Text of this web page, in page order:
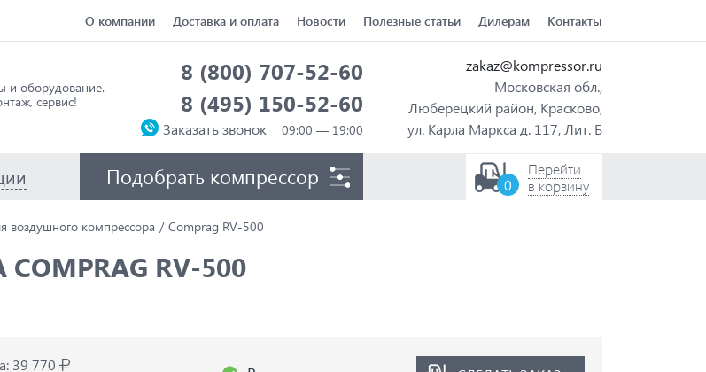
О компании Доставка и оплата Новости Полезные статьи Дилерам Контакты
и оборудование.
сервис!
8 (800) 707-52-60
8 (495) 150-52-60
Заказать звонок
zakaz@kompressor.ru
Московская обл.,
Люберецкий район, Красково,
ул. Карла Маркса д. 117, Лит. Б
Подобрать компрессор
Перейти
в корзину
0
воздушного компрессора Comprag RV-500
RV-500
39 770